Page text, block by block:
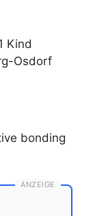
Kind
Osdorf
bonding
ANZEIGE